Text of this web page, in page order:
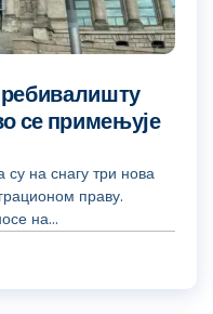
се примењује
су на снагу три нова
праву.
на...